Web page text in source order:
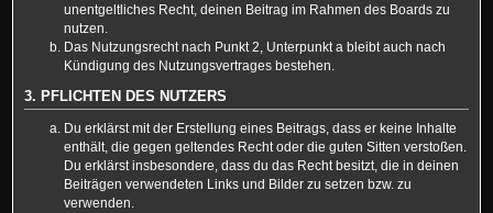
unentgeltliches Recht, deinen Beitrag im Rahmen des Boards zu
nutzen.
Das Nutzungsrecht nach Punkt 2, Unterpunkt a bleibt auch nach
Kündigung des Nutzungsvertrages bestehen.
3. PFLICHTEN DES NUTZERS
Du erklärst mit der Erstellung eines Beitrags, dass er keine Inhalte
enthält, die gegen geltendes Recht oder die guten Sitten verstoßen.
Du erklärst insbesondere, dass du das Recht besitzt, die in deinen
Beiträgen verwendeten Links und Bilder zu setzen bzw. zu
verwenden.